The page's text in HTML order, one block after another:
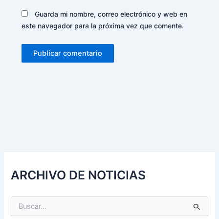
Guarda mi nombre, correo electrónico y web en
este navegador para la próxima vez que comente.
ARCHIVO DE NOTICIAS